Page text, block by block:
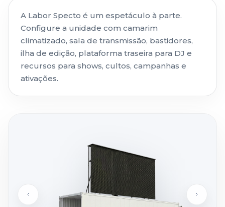
A Labor Specto é um espetáculo à parte.
Configure a unidade com camarim
climatizado, sala de transmissão, bastidores,
ilha de edição, plataforma traseira para DJ e
recursos para shows, cultos, campanhas e
ativações.